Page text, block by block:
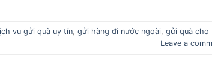
vụ gửi quà uy tín, gửi hàng đi nước ngoài, gửi quà cho
Leave a